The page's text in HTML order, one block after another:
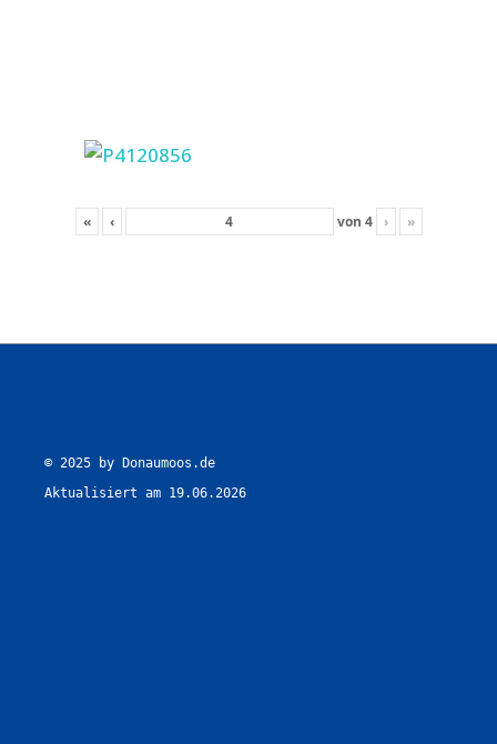
« ‹ von 4 › »
© 2025 by Donaumoos.de
Aktualisiert am 19.06.2026